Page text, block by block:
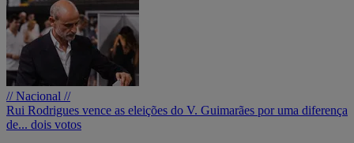
// Nacional //
Rui Rodrigues vence as eleições do V. Guimarães por uma diferença
de... dois votos